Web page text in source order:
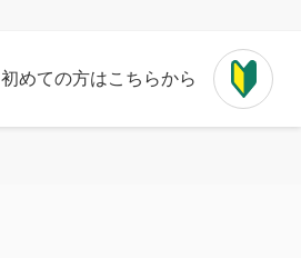
初めての方はこちらから